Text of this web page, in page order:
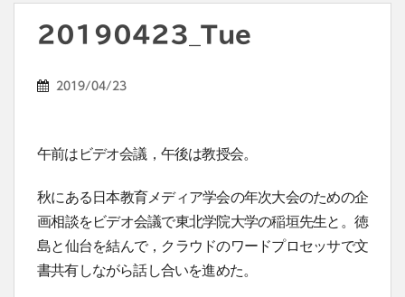
20190423_Tue
2019/04/23
午前はビデオ会議，午後は教授会。
秋にある日本教育メディア学会の年次大会のための企
画相談をビデオ会議で東北学院大学の稲垣先生と。徳
島と仙台を結んで，クラウドのワードプロセッサで文
書共有しながら話し合いを進めた。